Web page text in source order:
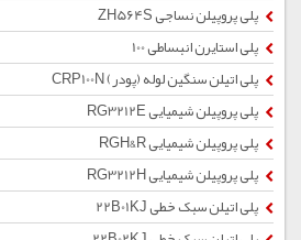
پلی پروپیلن نساجی ZH564S
پلی استایرن انبساطی 100
پلی اتیلن سنگین لوله (پودر) CRP100N
پلی پروپیلن شیمیایی RG3212E
پلی پروپیلن شیمیایی RGH&R
پلی پروپیلن شیمیایی RG3212H
پلی اتیلن سبک خطی 22B01KJ